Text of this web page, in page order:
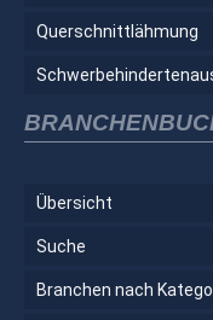
Querschnittlähmung
Übersicht
Suche
Branchen nach